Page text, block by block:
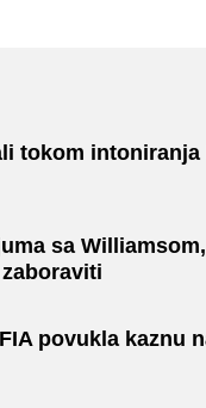
tokom intoniranja
sa
povukla kaznu